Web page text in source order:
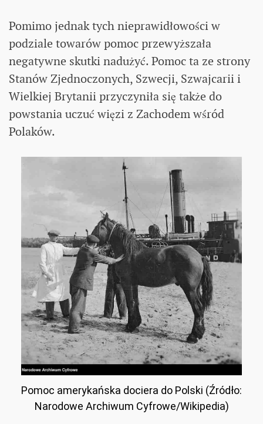
Pomimo jednak tych nieprawidłowości w
podziale towarów pomoc przewyższała
negatywne skutki nadużyć. Pomoc ta ze strony
Stanów Zjednoczonych, Szwecji, Szwajcarii i
Wielkiej Brytanii przyczyniła się także do
powstania uczuć więzi z Zachodem wśród
Polaków.
Pomoc amerykańska dociera do Polski (Źródło:
Narodowe Archiwum Cyfrowe/Wikipedia)